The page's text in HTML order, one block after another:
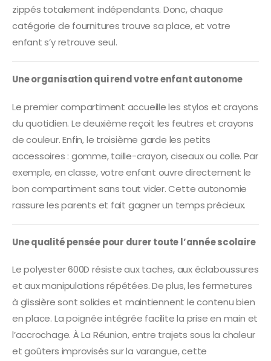
zippés totalement indépendants. Donc, chaque
catégorie de fournitures trouve sa place, et votre
enfant s’y retrouve seul.
Une organisation qui rend votre enfant autonome
Le premier compartiment accueille les stylos et crayons
du quotidien. Le deuxième reçoit les feutres et crayons
de couleur. Enfin, le troisième garde les petits
accessoires : gomme, taille-crayon, ciseaux ou colle. Par
exemple, en classe, votre enfant ouvre directement le
bon compartiment sans tout vider. Cette autonomie
rassure les parents et fait gagner un temps précieux.
Une qualité pensée pour durer toute l’année scolaire
Le polyester 600D résiste aux taches, aux éclaboussures
et aux manipulations répétées. De plus, les fermetures
à glissière sont solides et maintiennent le contenu bien
en place. La poignée intégrée facilite la prise en main et
l’accrochage. À La Réunion, entre trajets sous la chaleur
et goûters improvisés sur la varangue, cette